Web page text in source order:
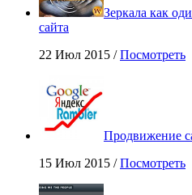
Зеркала как
сайта
22 Июл 2015 /Посмотреть
Продвижение
15 Июл 2015 /Посмотреть